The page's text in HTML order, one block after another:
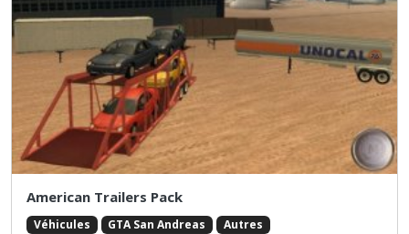
American Trailers Pack
Véhicules GTA San Andreas
Autres